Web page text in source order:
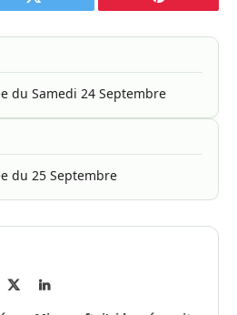
Twitter Pinterest
du Samedi 24 Septembre
du 25 Septembre
LinkedIn